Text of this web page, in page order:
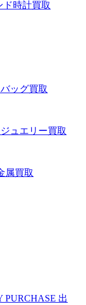
ド時計買取
ッグ買取
ュエリー買取
属買取
PURCHASE 出